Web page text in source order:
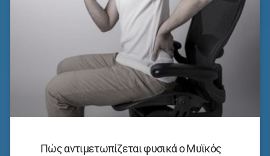
Πώς αντιμετωπίζεται φυσικά ο Μυϊκός